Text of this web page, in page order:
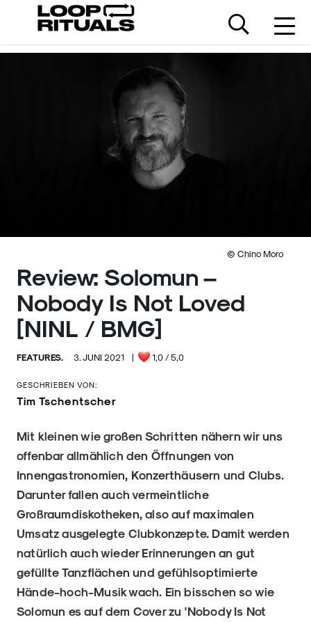
© Chino Moro
Review: Solomun –
Nobody Is Not Loved
[NINL / BMG]
FEATURES. 3. JUNI 2021 | 1,0 / 5,0
GESCHRIEBEN VON:
Tim Tschentscher
Mit kleinen wie großen Schritten nähern wir uns
offenbar allmählich den Öffnungen von
Innengastronomien, Konzerthäusern und Clubs.
Darunter fallen auch vermeintliche
Großraumdiskotheken, also auf maximalen
Umsatz ausgelegte Clubkonzepte. Damit werden
natürlich auch wieder Erinnerungen an gut
gefüllte Tanzflächen und gefühlsoptimierte
Hände-hoch-Musik wach. Ein bisschen so wie
Solomun es auf dem Cover zu 'Nobody Is Not